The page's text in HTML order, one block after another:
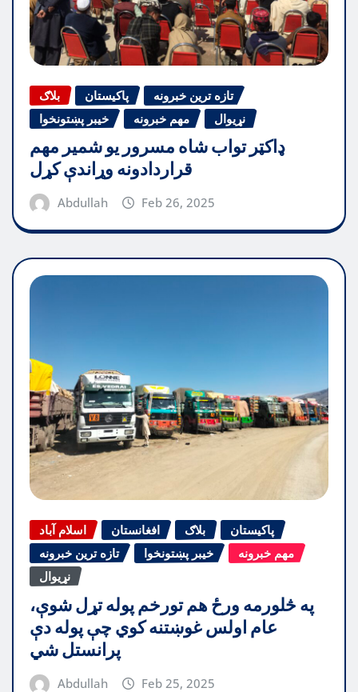
بلاګ پاکیستان
تازه ترین خبرونه
خیبر پښتونخوا
مهم خبرونه نړیوال
ډاکټر تواب شاه مسرور یو شمیر مهم
قراردادونه وړاندې کړل
Abdullah Feb 26, 2025
اسلام آباد افغانستان بلاګ
پاکیستان
تازه ترین خبرونه
خیبر پښتونخوا
مهم خبرونه
نړیوال
په څلورمه ورځ هم تورخم پوله تړل شوې،
عام اولس غوښتنه کوي چې پوله دې
پرانستل شي
Abdullah Feb 25, 2025